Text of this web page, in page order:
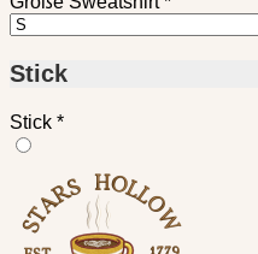
Stick
Stick *